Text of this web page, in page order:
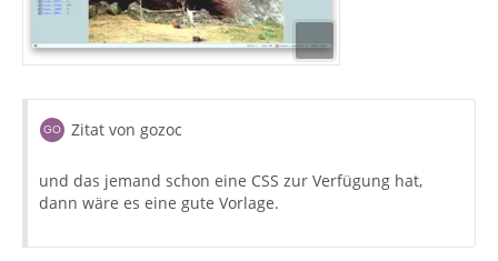
Zitat von gozoc
und das jemand schon eine CSS zur Verfügung hat,
dann wäre es eine gute Vorlage.